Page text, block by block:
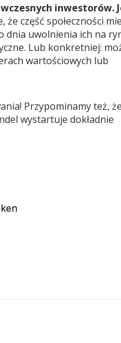
inwestorów.
część społeczności
dnia uwolnienia ich na
Lub konkretniej:
wartościowych lub
Przypominamy też,
wystartuje dokładnie